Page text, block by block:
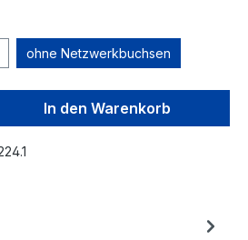
ohne Netzwerkbuchsen
Gib den
In den Warenkorb